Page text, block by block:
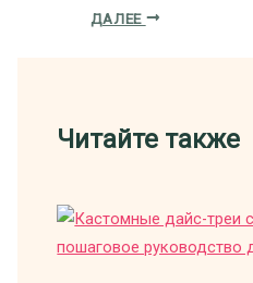
ДАЛЕЕ
Читайте также